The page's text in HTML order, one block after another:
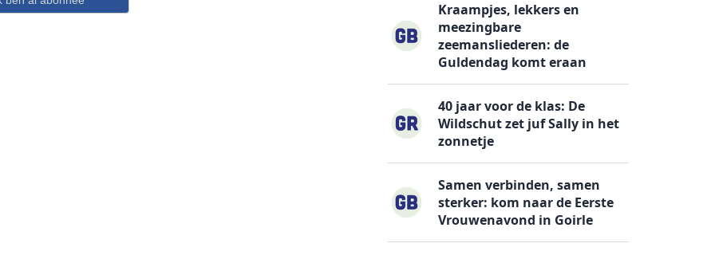
Kraampjes, lekkers en
meezingbare
zeemansliederen: de
Guldendag komt eraan
40 jaar voor de klas: De
Wildschut zet juf Sally in het
zonnetje
Samen verbinden, samen
sterker: kom naar de Eerste
Vrouwenavond in Goirle